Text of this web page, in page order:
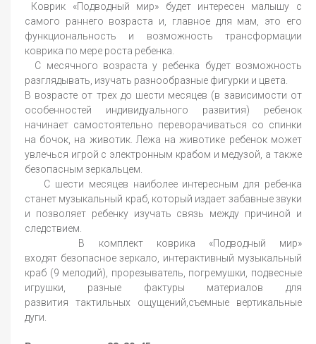
Коврик «Подводный мир» будет интересен малышу с
самого раннего возраста и, главное для мам, это его
функциональность и возможность трансформации
коврика по мере роста ребенка.
С месячного возраста у ребенка будет возможность
разглядывать, изучать разнообразные фигурки и цвета.
В возрасте от трех до шести месяцев (в зависимости от
особенностей индивидуального развития) ребенок
начинает самостоятельно переворачиваться со спинки
на бочок, на животик. Лежа на животике ребенок может
увлечься игрой с электронным крабом и медузой, а также
безопасным зеркальцем.
С шести месяцев наиболее интересным для ребенка
станет музыкальный краб, который издает забавные звуки
и позволяет ребенку изучать связь между причиной и
следствием.
В комплект коврика «Подводный мир»
входят безопасное зеркало, интерактивный музыкальный
краб (9 мелодий), прорезыватель, погремушки, подвесные
игрушки, разные фактуры материалов для
развития тактильных ощущений,съемные вертикальные
дуги.